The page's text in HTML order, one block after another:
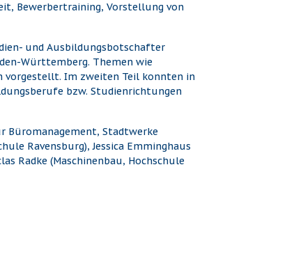
Bewerbertraining, Vorstellung von
und Ausbildungsbotschafter
Württemberg. Themen wie
vorgestellt. Im zweiten Teil konnten in
bzw. Studienrichtungen
Büromanagement, Stadtwerke
Ravensburg), Jessica Emminghaus
Radke (Maschinenbau, Hochschule